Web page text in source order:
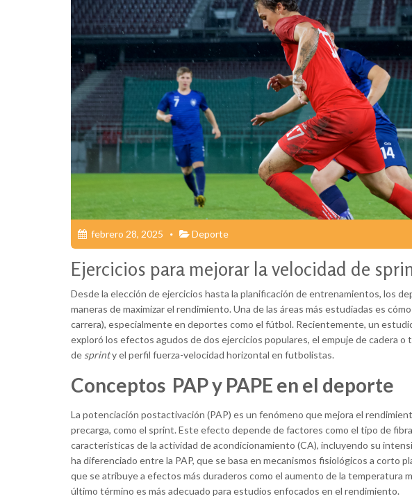
febrero 28, 2025 Deporte
Ejercicios para mejorar la velocidad de
Desde la elección de ejercicios hasta la planificación de entrenamientos, los
maneras de maximizar el rendimiento. Una de las áreas más estudiadas es
carrera), especialmente en deportes como el fútbol. Recientemente, un
exploró los efectos agudos de dos ejercicios populares, el empuje de cadera
de sprinty el perfil fuerza-velocidad horizontal en futbolistas.
Conceptos PAP y PAPE en el deporte
La potenciación postactivación (PAP) es un fenómeno que mejora el
precarga, como el sprint. Este efecto depende de factores como el tipo de
características de la actividad de acondicionamiento (CA), incluyendo su
ha diferenciado entre la PAP, que se basa en mecanismos fisiológicos a corto
que se atribuye a efectos más duraderos como el aumento de la temperatura
último término es más adecuado para estudios enfocados en el rendimiento.